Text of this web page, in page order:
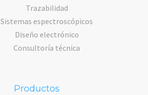
Trazabilidad
Sistemas espectroscópicos
Diseño electrónico
Consultoría técnica
Productos